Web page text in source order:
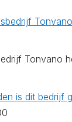
Tonvano
is dit bedrijf